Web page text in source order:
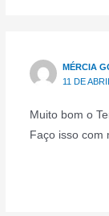
MÉRCIA
11 DE
Muito bom o
Faço isso com